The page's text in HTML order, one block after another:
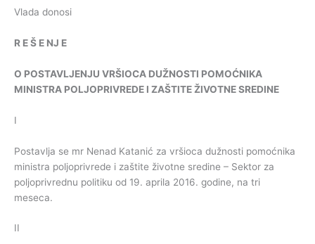
Vlada donosi
R EŠ E NJ E
O POSTAVLJENJU VRŠIOCA DUŽNOSTI POMOĆNIKA
MINISTRA POLJOPRIVREDE I ZAŠTITEŽIVOTNESREDINE
I
Postavlja se mr Nenad Katanić za vršioca dužnosti pomoćnika
ministra poljoprivrede i zaštite životne sredine – Sektor za
poljoprivrednu politiku od 19. aprila 2016. godine, na tri
meseca.
II